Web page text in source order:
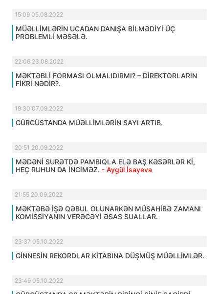
15:09 05.08.2022
MÜƏLLİMLƏRİN UCADAN DANIŞA BİLMƏDİYİ ÜÇ
PROBLEMLİ MƏSƏLƏ.
22:06 23.08.2022
MƏKTƏBLİ FORMASI OLMALIDIRMI? – DİREKTORLARIN
FİKRİ NƏDİR?.
19:30 07.09.2022
GÜRCÜSTANDA MÜƏLLİMLƏRİN SAYI ARTIB.
20:51 20.09.2022
MƏDƏNİ SURƏTDƏ PAMBIQLA ELƏ BAŞ KƏSƏRLƏR Kİ,
HEÇ RUHUN DA İNCİMƏZ. - Aygül İsayeva
21:55 20.09.2022
MƏKTƏBƏ İŞƏ QƏBUL OLUNARKƏN MÜSAHİBƏ ZAMANI
KOMİSSİYANIN VERƏCƏYİ ƏSAS SUALLAR.
23:37 05.10.2022
GİNNESİN REKORDLAR KİTABINA DÜŞMÜŞ MÜƏLLİMLƏR.
23:49 05.10.2022